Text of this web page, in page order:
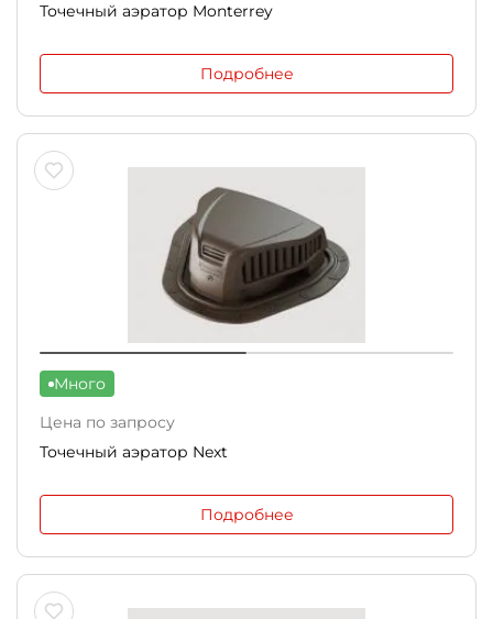
Точечный аэратор Monterrey
Подробнее
Много
Цена по запросу
Точечный аэратор Next
Подробнее